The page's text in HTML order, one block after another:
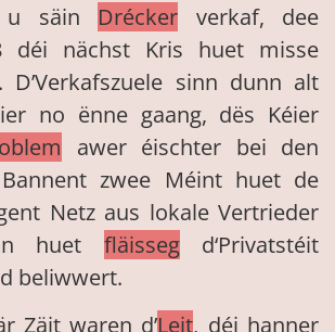
u säin Drécker verkaf, dee
déi nächst Kris huet misse
D’Verkafszuele sinn dunn alt
no ënne gaang, dës Kéier
awer éischter bei den
zwee Méint huet de
Netz aus lokale Vertrieder
huet fläissegd‘Privatstéit
beliwwert.
Zäit waren d’Leit, déi hanner